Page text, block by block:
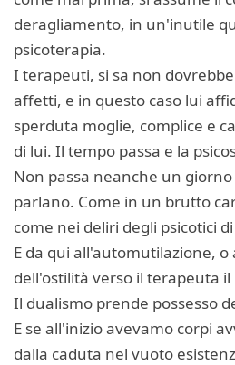
deragliamento, in un'inutile
psicoterapia.
I terapeuti, si sa non
affetti, e in questo caso lui
sperduta moglie, complice e
di lui. Il tempo passa e la
Non passa neanche un
parlano. Come in un brutto
come nei deliri degli psicotici
E da qui all'automutilazione, o
dell'ostilità verso il terapeuta il
Il dualismo prende possesso
E se all'inizio avevamo corpi
dalla caduta nel vuoto